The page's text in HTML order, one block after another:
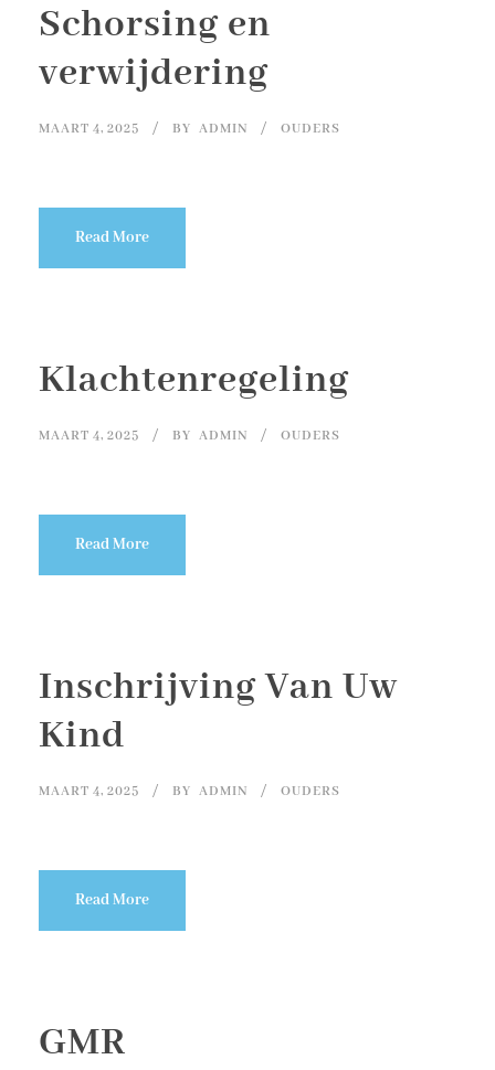
Schorsing en
verwijdering
MAART 4, 2025 BY ADMIN OUDERS
Read More
Klachtenregeling
MAART 4, 2025 BY ADMIN OUDERS
Read More
Inschrijving Van Uw
Kind
MAART 4, 2025 BY ADMIN OUDERS
Read More
GMR